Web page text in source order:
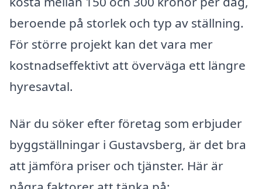
beroende på storlek och typ av ställning.
För större projekt kan det vara mer
kostnadseffektivt att överväga ett längre
hyresavtal.
När du söker efter företag som erbjuder
byggställningar i Gustavsberg, är det bra
att jämföra priser och tjänster. Här är